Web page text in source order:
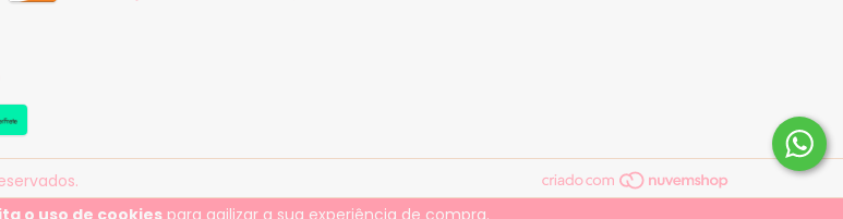
o uso de cookiespara agilizar a sua experiência de compra.